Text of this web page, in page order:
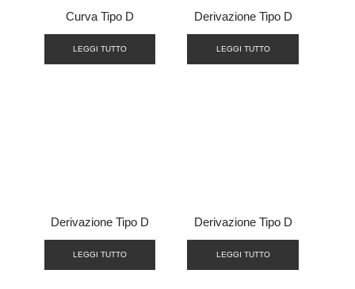
Curva Tipo D
LEGGI TUTTO
Derivazione Tipo D
LEGGI TUTTO
Derivazione Tipo D
LEGGI TUTTO
Derivazione Tipo D
LEGGI TUTTO